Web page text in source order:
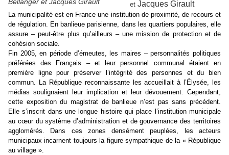
et Jacques Girault
La municipalité est en France une institution de proximité, de recours et
de régulation. En banlieue parisienne, dans les quartiers populaires, elle
assure – peut-être plus qu’ailleurs – une mission de protection et de
cohésion sociale.
Fin 2005, en période d’émeutes, les maires – personnalités politiques
préférées des Français – et leur personnel communal étaient en
première ligne pour préserver l’intégrité des personnes et du bien
commun. La République reconnaissante les accueillait à l’Élysée, les
médias soulignaient leur implication et leur dévouement. Cependant,
cette exposition du magistrat de banlieue n’est pas sans précédent.
Elle s’inscrit dans une longue histoire qui place l’institution municipale
au cœur du système d’administration et de gouvernance des territoires
agglomérés. Dans ces zones densément peuplées, les acteurs
municipaux incarnent toujours la figure sympathique de la « République
au village ».